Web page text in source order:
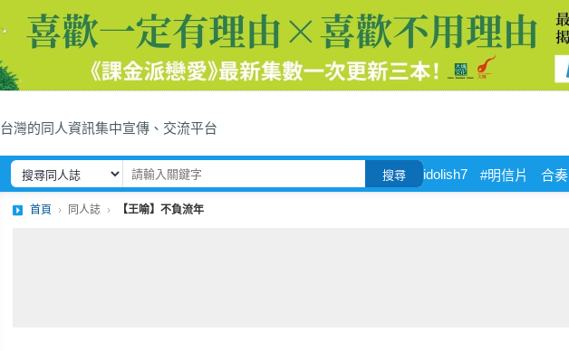
台灣的同人資訊集中宣傳、交流平台
搜尋 idolish7 #明信片 合奏
首頁 同人誌 【王喻】不負流年